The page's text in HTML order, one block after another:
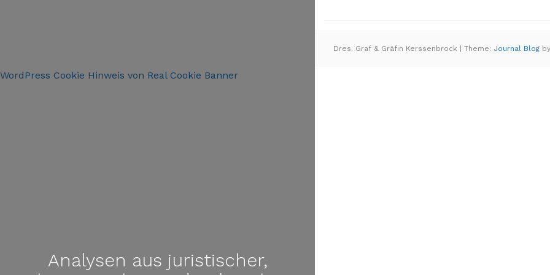
Analysen aus juristischer,
Dres. Graf & Gräfin Kerssenbrock |Theme: Journal Blog
WordPress Cookie Hinweis von Real Cookie Banner